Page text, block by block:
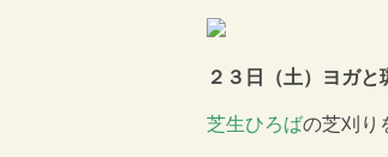
２３日（土）ヨガと
芝生ひろばの芝刈り